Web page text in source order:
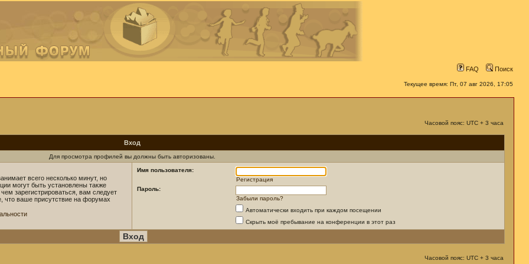
FAQ Поиск
Текущее время: Пт, 07 авг 2026, 17:05
Часовой пояс: UTC + 3 часа
Вход
Для просмотра профилей вы должны быть авторизованы.
всего несколько минут, но
могут быть установлены также
зарегистрироваться, вам следует
что ваше присутствие на форумах
Имя пользователя:
Регистрация
Пароль:
Забыли пароль?
Автоматически входить при каждом посещении
Скрыть моё пребывание на конференции в этот раз
Часовой пояс: UTC + 3 часа